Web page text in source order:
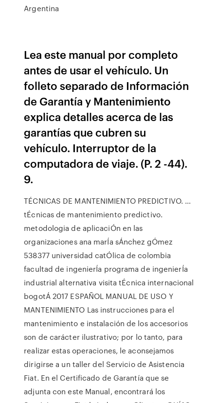
Argentina
Lea este manual por completo
antes de usar el vehículo. Un
folleto separado de Información
de Garantía y Mantenimiento
explica detalles acerca de las
garantías que cubren su
vehículo. Interruptor de la
computadora de viaje. (P. 2 -44).
9.
TÉCNICAS DE MANTENIMIENTO PREDICTIVO. …
tÉcnicas de mantenimiento predictivo.
metodologia de aplicaciÓn en las
organizaciones ana marÍa sÁnchez gÓmez
538377 universidad catÓlica de colombia
facultad de ingenierÍa programa de ingenierÍa
industrial alternativa visita tÉcnica internacional
bogotÁ 2017 ESPAÑOL MANUAL DE USO Y
MANTENIMIENTO Las instrucciones para el
mantenimiento e instalación de los accesorios
son de carácter ilustrativo; por lo tanto, para
realizar estas operaciones, le aconsejamos
dirigirse a un taller del Servicio de Asistencia
Fiat. En el Certificado de Garantía que se
adjunta con este Manual, encontrará los